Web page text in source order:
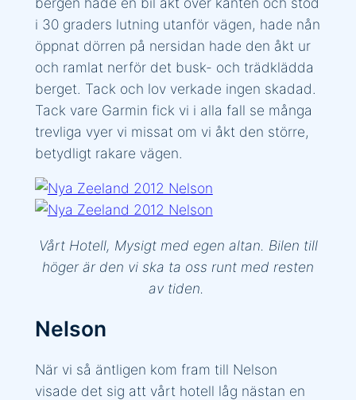
i 30 graders lutning utanför vägen, hade nån
öppnat dörren på nersidan hade den åkt ur
och ramlat nerför det busk- och trädklädda
berget. Tack och lov verkade ingen skadad.
Tack vare Garmin fick vi i alla fall se många
trevliga vyer vi missat om vi åkt den större,
betydligt rakare vägen.
Vårt Hotell, Mysigt med egen altan. Bilen till
höger är den vi ska ta oss runt med resten
av tiden.
Nelson
När vi så äntligen kom fram till Nelson
visade det sig att vårt hotell låg nästan en